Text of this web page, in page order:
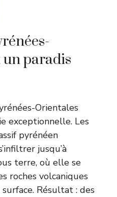
paradis
Orientales
exceptionnelle. Les
pyrénéen
jusqu’à
terre, où elle se
roches volcaniques
Résultat : des